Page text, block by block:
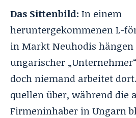
Das Sittenbild: In einem
heruntergekommenen L-
in Markt Neuhodis
ungarischer
doch niemand arbeitet
quellen über, während die
Firmeninhaber in Ungarn